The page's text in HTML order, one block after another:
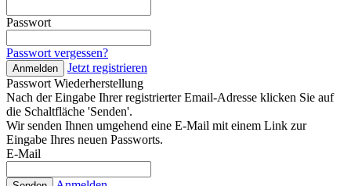
Passwort
Passwort vergessen?
Anmelden
Jetzt registrieren
Passwort Wiederherstellung
Nach der Eingabe Ihrer registrierter Email-Adresse klicken Sie auf
die Schaltfläche 'Senden'.
Wir senden Ihnen umgehend eine E-Mail mit einem Link zur
Eingabe Ihres neuen Passworts.
E-Mail